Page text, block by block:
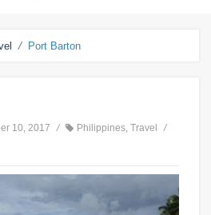
/ Port Barton
10, 2017 / Philippines, Travel
/